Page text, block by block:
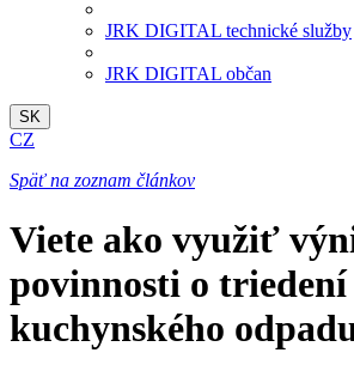
JRK DIGITAL technické služby
JRK DIGITAL občan
SK
CZ
Späť na zoznam článkov
Viete ako využiť
povinnosti o triedení
kuchynského